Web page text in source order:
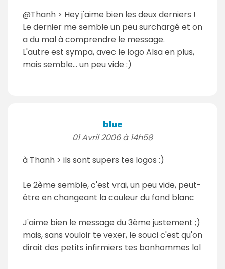
@Thanh > Hey j'aime bien les deux derniers !
Le dernier me semble un peu surchargé et on
a du mal à comprendre le message.
L'autre est sympa, avec le logo Alsa en plus,
mais semble... un peu vide :)
blue
01 Avril 2006 à 14h58
à Thanh > ils sont supers tes logos :)
Le 2ème semble, c'est vrai, un peu vide, peut-
être en changeant la couleur du fond blanc
J'aime bien le message du 3ème justement ;)
mais, sans vouloir te vexer, le souci c'est qu'on
dirait des petits infirmiers tes bonhommes lol